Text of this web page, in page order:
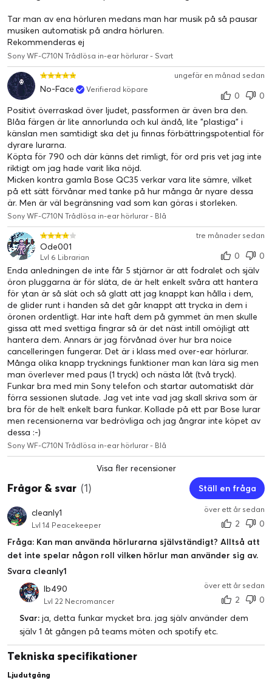
Tar man av ena hörluren medans man har musik på så pausar
musiken automatisk på andra hörluren.
Rekommenderas ej
Sony WF-C710N Trådlösa in-ear hörlurar - Svart
ungefär en månad sedan
No-Face Verifierad köpare
0
0
Positivt överraskad över ljudet, passformen är även bra den.
Blåa färgen är lite annorlunda och kul ändå, lite "plastiga" i
känslan men samtidigt ska det ju finnas förbättringspotential för
dyrare lurarna.
Köpta för 790 och där känns det rimligt, för ord pris vet jag inte
riktigt om jag hade varit lika nöjd.
Micken kontra gamla Bose QC35 verkar vara lite sämre, vilket
på ett sätt förvånar med tanke på hur många år nyare dessa
är. Men är väl begränsning vad som kan göras i storleken.
Sony WF-C710N Trådlösa in-ear hörlurar - Blå
tre månader sedan
Ode001
Lvl 6 Librarian 0
0
Enda anledningen de inte får 5 stjärnor är att fodralet och själv
öron pluggarna är för släta, de är helt enkelt svåra att hantera
för ytan är så slät och så glatt att jag knappt kan hålla i dem,
de glider runt i handen så det går knappt att trycka in dem i
öronen ordentligt. Har inte haft dem på gymmet än men skulle
gissa att med svettiga fingrar så är det näst intill omöjligt att
hantera dem. Annars är jag förvånad över hur bra noice
cancelleringen fungerar. Det är i klass med over-ear hörlurar.
Många olika knapp trycknings funktioner man kan lära sig men
man överlever med paus (1 tryck) och nästa låt (två tryck).
Funkar bra med min Sony telefon och startar automatiskt där
förra sessionen slutade. Jag vet inte vad jag skall skriva som är
bra för de helt enkelt bara funkar. Kollade på ett par Bose lurar
men recensionerna var bedrövliga och jag ångrar inte köpet av
dessa :-)
Sony WF-C710N Trådlösa in-ear hörlurar - Blå
Visa fler recensioner
Frågor & svar (1) Ställ en fråga
cleanly1
Lvl 14 Peacekeeper
över ett år sedan
2
0
Fråga: Kan man använda hörlurarna självständigt? Alltså att
det inte spelar någon roll vilken hörlur man använder sig av.
Svara cleanly1
lb490
Lvl 22 Necromancer
över ett år sedan
2
0
Svar: ja, detta funkar mycket bra. jag själv använder dem
själv 1 åt gången på teams möten och spotify etc.
Tekniska specifikationer
Ljudutgång